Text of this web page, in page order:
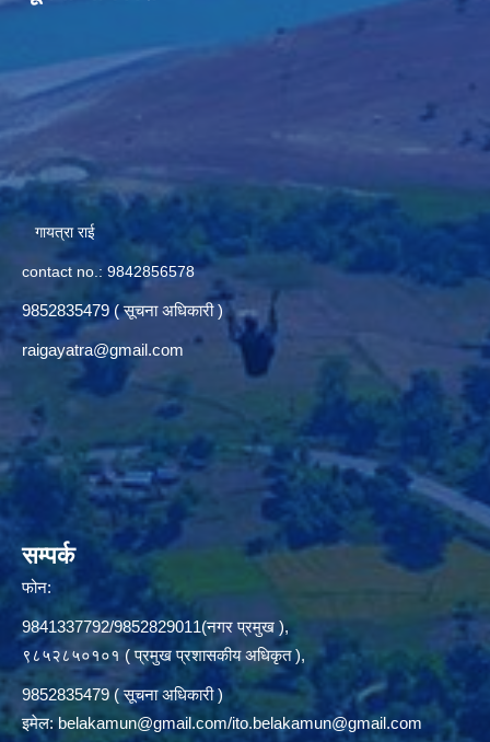
गायत्रा राई
contact no.: 9842856578
9852835479 ( सूचना अधिकारी )
raigayatra@gmail.com
सम्पर्क
फोन:
9841337792/9852829011(नगर प्रमुख ),
९८५२८५०१०१ ( प्रमुख प्रशासकीय अधिकृत ),
9852835479 ( सूचना अधिकारी )
इमेल:belakamun@gmail.com/ito.belakamun@gmail.com